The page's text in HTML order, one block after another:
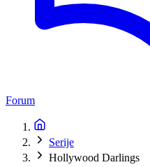
Forum
Serije
Hollywood Darlings